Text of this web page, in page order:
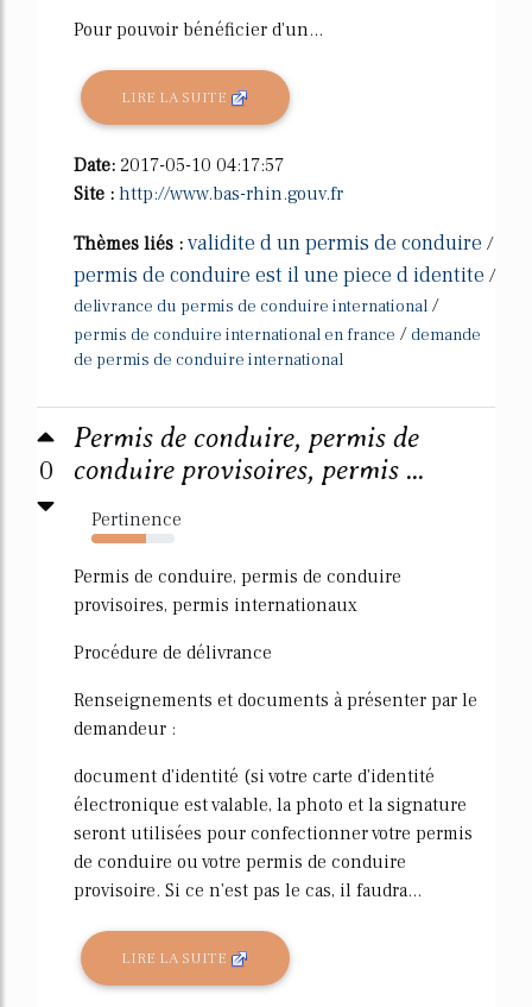
Pour pouvoir bénéficier d'un...
LIRE LA SUITE
Date: 2017-05-10 04:17:57
Site : http://www.bas-rhin.gouv.fr
Thèmes liés : validite d un permis de conduire /
permis de conduire est il une piece d identite /
delivrance du permis de conduire international /
permis de conduire international en france / demande
de permis de conduire international
0
Permis de conduire, permis de
conduire provisoires, permis ...
Pertinence
65%
Permis de conduire, permis de conduire
provisoires, permis internationaux
Procédure de délivrance
Renseignements et documents à présenter par le
demandeur :
document d'identité (si votre carte d'identité
électronique est valable, la photo et la signature
seront utilisées pour confectionner votre permis
de conduire ou votre permis de conduire
provisoire. Si ce n'est pas le cas, il faudra...
LIRE LA SUITE